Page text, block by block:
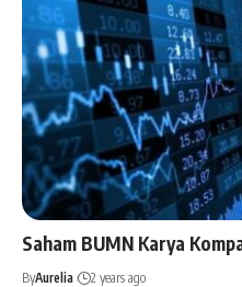
Saham BUMN Karya
ByAurelia 2 years ago